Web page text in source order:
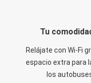
Tu
Relájate con Wi-Fi
espacio extra para
los